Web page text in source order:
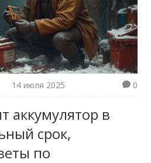
14 июля 2025 0
аккумулятор в
срок,
по